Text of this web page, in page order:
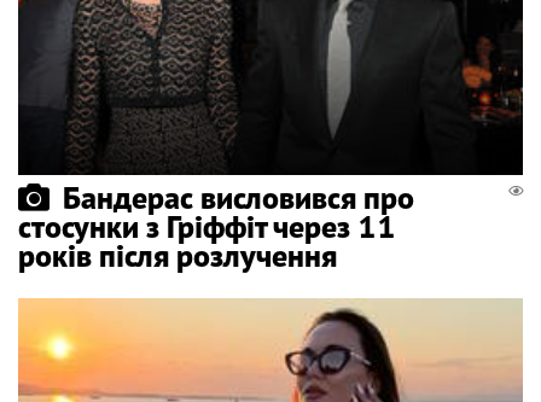
Бандерас висловився про
стосунки з Гріффіт через 11
років після розлучення